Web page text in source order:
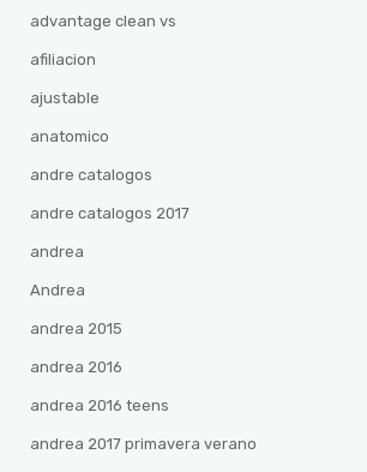
advantage clean vs
afiliacion
ajustable
anatomico
andre catalogos
andre catalogos 2017
andrea
Andrea
andrea 2015
andrea 2016
andrea 2016 teens
andrea 2017 primavera verano